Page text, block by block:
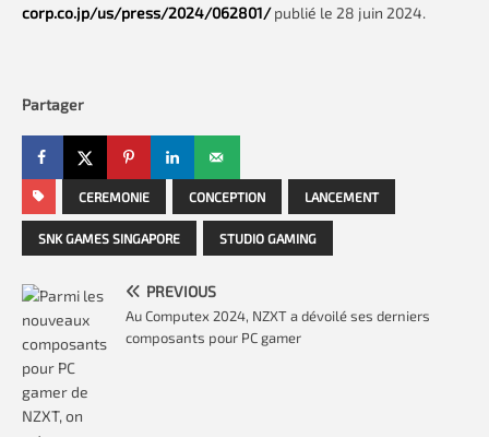
corp.co.jp/us/press/2024/062801/publié le 28 juin 2024.
Partager
CEREMONIE CONCEPTION LANCEMENT
SNK GAMES SINGAPORE STUDIO GAMING
PREVIOUS
Au Computex 2024, NZXT a dévoilé ses derniers
composants pour PC gamer